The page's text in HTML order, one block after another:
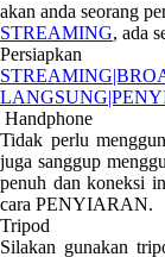
akan anda seorang
STREAMING, ada
Handphone
Tidak perlu
juga sanggup
penuh dan koneksi
cara PENYIARAN.
Tripod
Silakan gunakan